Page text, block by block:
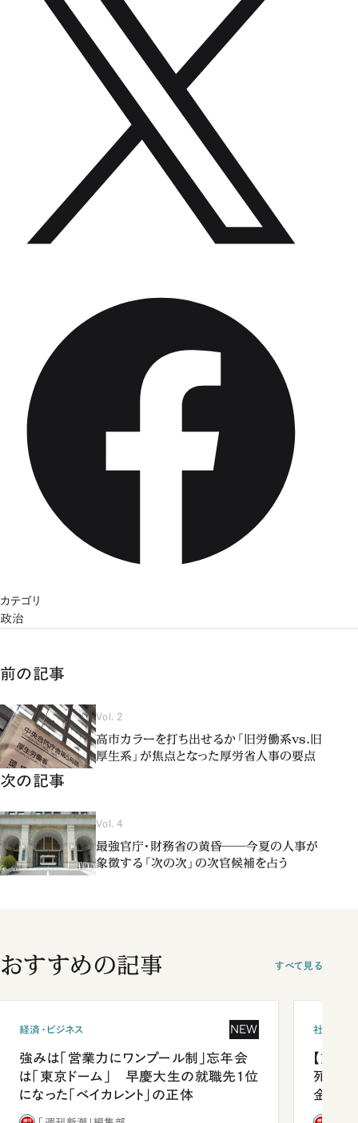
カテゴリ
政治
前の記事
Vol. 2
高市カラーを打ち出せるか「旧労働系vs.旧
厚生系」が焦点となった厚労省人事の要点
次の記事
Vol. 4
最強官庁・財務省の黄昏――今夏の人事が
象徴する「次の次」の次官候補を占う
おすすめの記事 すべて見る
経済・ビジネス NEW
強みは「営業力にワンプール制」忘年会
は「東京ドーム」 早慶大生の就職先1位
になった「ベイカレント」の正体
社会
【熊本
死を分
金」